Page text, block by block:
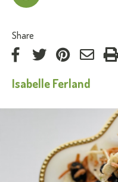
Share
FacebookTwitter Pinterest
e-
Isabelle Ferland